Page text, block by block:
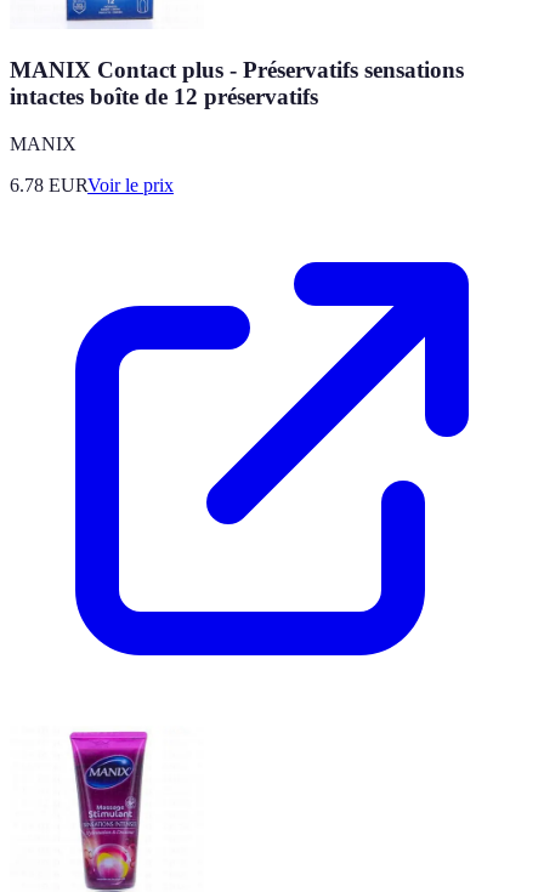
MANIX Contact plus - Préservatifs sensations
intactes boîte de 12 préservatifs
MANIX
6.78 EURVoir le prix